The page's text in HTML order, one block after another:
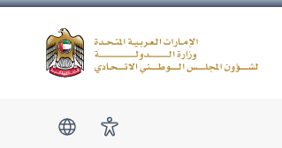
امكانية الوصول